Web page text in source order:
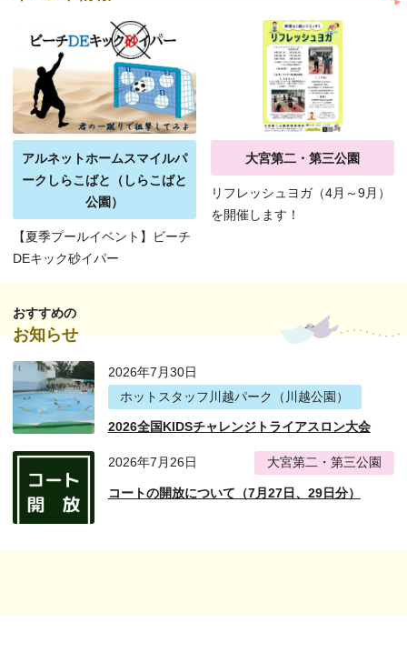
アルネットホームスマイルパ
ークしらこばと（しらこばと
公園）
【夏季プールイベント】ビーチ
DEキック砂イパー
大宮第二・第三公園
リフレッシュヨガ（4月～9月）
を開催します！
おすすめの
お知らせ
2026年7月30日
ホットスタッフ川越パーク（川越公園）
2026全国KIDSチャレンジトライアスロン大会
2026年7月26日 大宮第二・第三公園
コートの開放について（7月27日、29日分）